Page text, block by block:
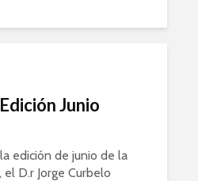
Junio
edición de junio de la
D.r Jorge Curbelo